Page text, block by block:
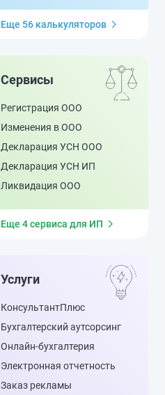
Еще 56 калькуляторов
Сервисы
Регистрация ООО
Изменения в ООО
Декларация УСН ООО
Декларация УСН ИП
Ликвидация ООО
Еще 4 сервиса для ИП
Услуги
КонсультантПлюс
Бухгалтерский аутсорсинг
Онлайн-бухгалтерия
Электронная отчетность
Заказ рекламы